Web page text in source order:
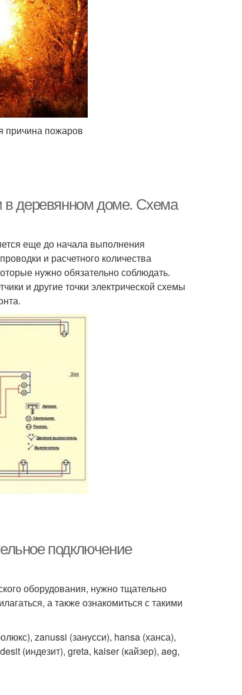
причина пожаров
в деревянном доме. Схема
еще до начала выполнения
и расчетного количества
нужно обязательно соблюдать.
и другие точки электрической схемы
подключение
оборудования, нужно тщательно
а также ознакомиться с такими
zanussi (занусси), hansa (ханса),
(индезит), greta, kaiser (кайзер), aeg,